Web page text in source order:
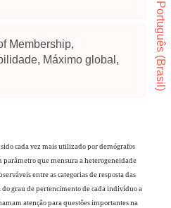
Membership,
Máximo global,
cada vez mais utilizado por demógrafos
parâmetro que mensura a heterogeneidade
entre as categorias de resposta das
grau de pertencimento de cada indivíduo a
atenção para questões importantes na
Português (Brasil)